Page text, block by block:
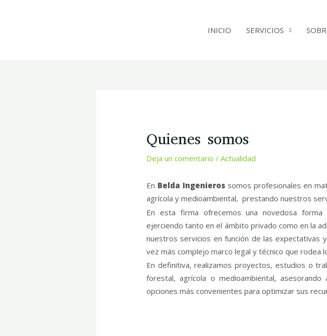
INICIO SERVICIOS
Quienes somos
Deja un comentario /Actualidad
En Belda Ingenieros somos profesionales en
agrícola y medioambiental, prestando nuestros
En esta firma ofrecemos una novedosa
ejerciendo tanto en el ámbito privado como en la
nuestros servicios en función de las expectativas
vez más complejo marco legal y técnico que rodea
En definitiva, realizamos proyectos, estudios o
forestal, agrícola o medioambiental,
opciones más convenientes para optimizar sus